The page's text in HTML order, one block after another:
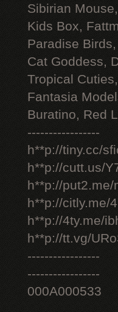
Sibirian
Kids Box,
Paradise
Cat Goddess,
Tropical
Fantasia
Buratino, Red
-----------------
h**p://tiny.cc/
h**p://cutt.us/
h**p://put2.me/
h**p://citly.me/
h**p://4ty.me/
h**p://tt.vg/
-----------------
-----------------
000A000533